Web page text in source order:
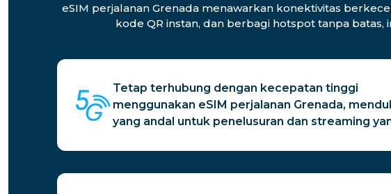
eSIM perjalanan Grenada menawarkan konektivitas
kode QR instan, dan berbagi hotspot tanpa
Tetap terhubung dengan kecepatan tinggi
menggunakan eSIM perjalanan Grenada,
yang andal untuk penelusuran dan streaming